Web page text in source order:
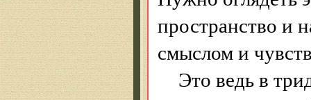
пространство и
смыслом и
Это ведь в